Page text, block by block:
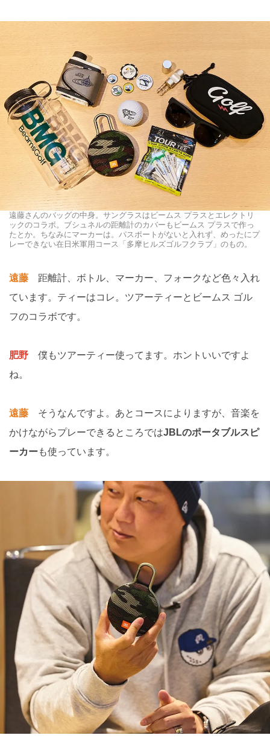
遠藤さんのバッグの中身。サングラスはビームス プラスとエレクトリ
ックのコラボ。ブシュネルの距離計のカバーもビームス プラスで作っ
たとか。ちなみにマーカーは。パスポートがないと入れず、めったにプ
レーできない在日米軍用コース「多摩ヒルズゴルフクラブ」のもの。
遠藤 距離計、ボトル、マーカー、フォークなど色々入れ
ています。ティーはコレ。ツアーティーとビームス ゴル
フのコラボです。
肥野 僕もツアーティー使ってます。ホントいいですよ
ね。
遠藤
そうなんですよ。あとコースによりますが、音楽を
かけながらプレーできるところではJBLのポータブルスピ
ーカーも使っています。